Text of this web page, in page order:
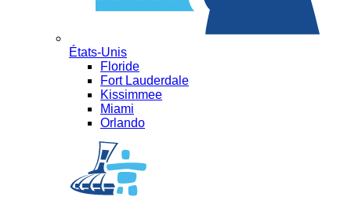
États-Unis
Floride
Fort Lauderdale
Kissimmee
Miami
Orlando